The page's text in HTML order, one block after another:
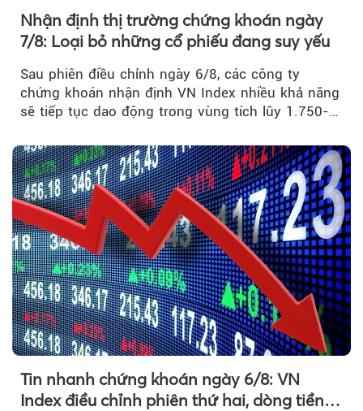
Nhận định thị trường chứng khoán ngày
7/8: Loại bỏ những cổ phiếu đang suy yếu
Sau phiên điều chỉnh ngày 6/8, các công ty
chứng khoán nhận định VN Index nhiều khả năng
sẽ tiếp tục dao động trong vùng tích lũy 1.750-
Tin nhanh chứng khoán ngày 6/8: VN
Index điều chỉnh phiên thứ hai, dòng tiền